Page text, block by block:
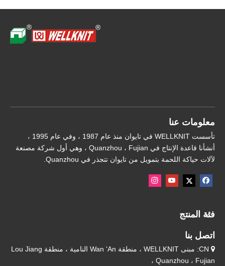
معلومات عنا
تأسست WELLKNIT في تايوان منذ عام 1987 ، وفي عام 1995 ،
أنشأنا قاعدة الإنتاج في Quanzhou ، Fujian ، وهي أول شركة مصنعة
لآلات حياكة اللحمة بتمويل من تايوان تتجذر في Quanzhou.
فئة المنتج
اتصل بنا

CN: مبنى WELLKNIT ، منطقة Wan 'An النامية ، منطقة Lou Jiang
، Quanzhou ، Fujian